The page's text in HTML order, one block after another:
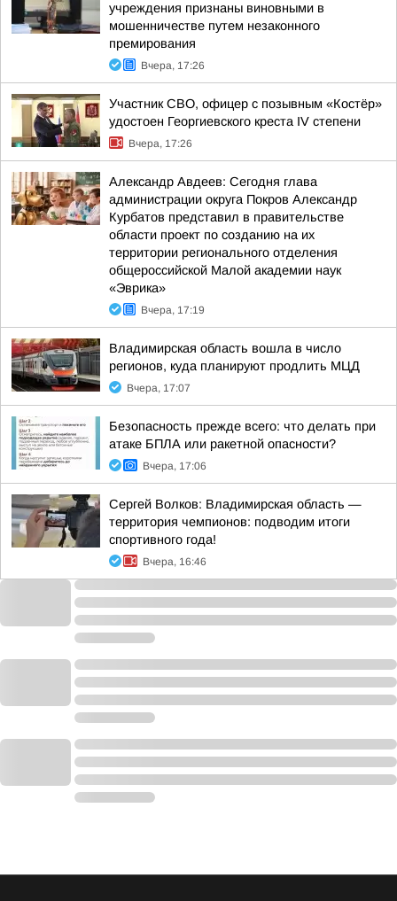
учреждения признаны виновными в
мошенничестве путем незаконного
премирования
Вчера, 17:26
Участник СВО, офицер с позывным «Костёр»
удостоен Георгиевского креста IV степени
Вчера, 17:26
Александр Авдеев: Сегодня глава
администрации округа Покров Александр
Курбатов представил в правительстве
области проект по созданию на их
территории регионального отделения
общероссийской Малой академии наук
«Эврика»
Вчера, 17:19
Владимирская область вошла в число
регионов, куда планируют продлить МЦД
Вчера, 17:07
Безопасность прежде всего: что делать при
атаке БПЛА или ракетной опасности?
Вчера, 17:06
Сергей Волков: Владимирская область —
территория чемпионов: подводим итоги
спортивного года!
Вчера, 16:46